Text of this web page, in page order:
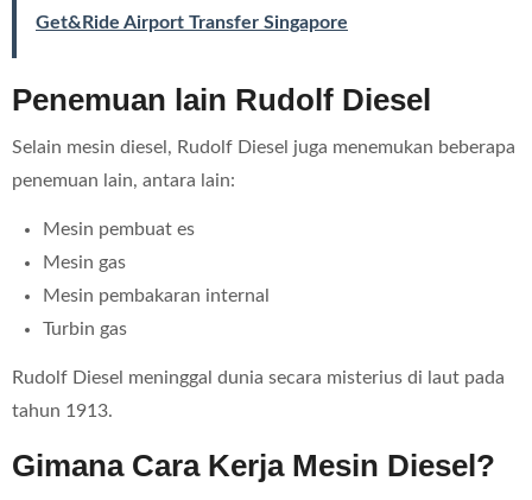
Get&Ride Airport Transfer Singapore
Penemuan lain Rudolf Diesel
Selain mesin diesel, Rudolf Diesel juga menemukan beberapa
penemuan lain, antara lain:
Mesin pembuat es
Mesin gas
Mesin pembakaran internal
Turbin gas
Rudolf Diesel meninggal dunia secara misterius di laut pada
tahun 1913.
Gimana Cara Kerja Mesin Diesel?